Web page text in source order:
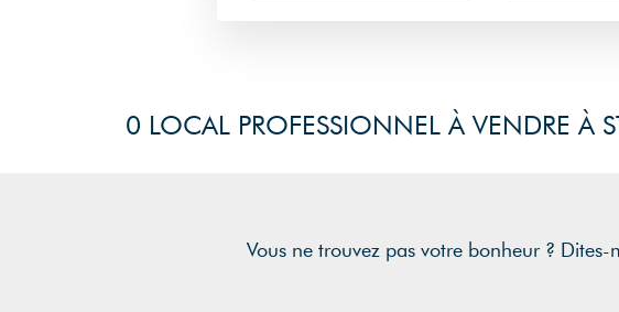
0 LOCAL PROFESSIONNEL À VENDRE À
Vous ne trouvez pas votre bonheur ?